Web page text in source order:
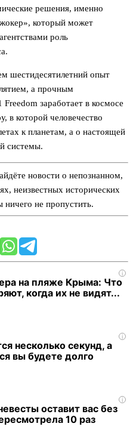
решения, именно
который может
роль
шестидесятилетний опыт
а прочным
заработает в космосе
в которой человечество
к планетам, а о настоящей
системы.
новости о непознанном,
неизвестных исторических
ничего не пропустить.
i
на пляже Крыма: Что
когда их не видят...
i
несколько секунд, а
вы будете долго
i
оставит вас без
10 раз